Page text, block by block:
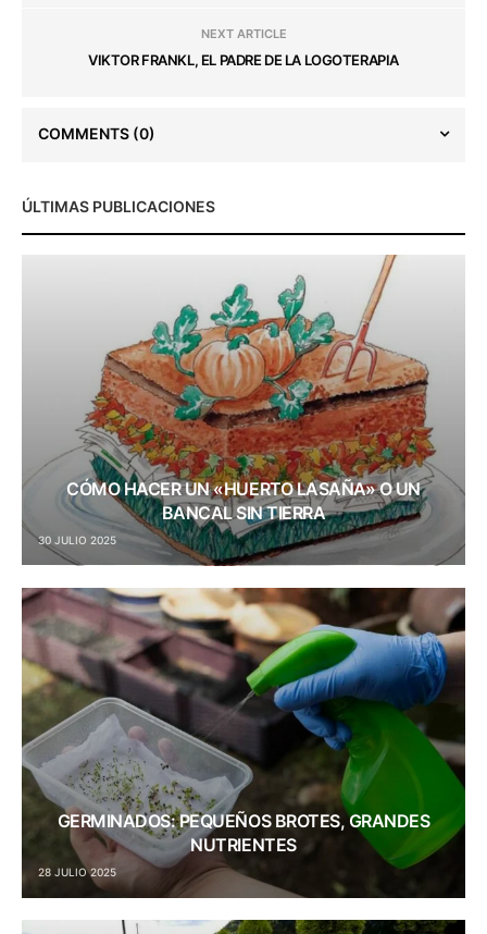
NEXT ARTICLE
VIKTOR FRANKL, EL PADRE DE LA LOGOTERAPIA
COMMENTS (0)
ÚLTIMAS PUBLICACIONES
CÓMO HACER UN «HUERTO LASAÑA» O UN
BANCAL SIN TIERRA
30 JULIO 2025
GERMINADOS: PEQUEÑOS BROTES, GRANDES
NUTRIENTES
28 JULIO 2025